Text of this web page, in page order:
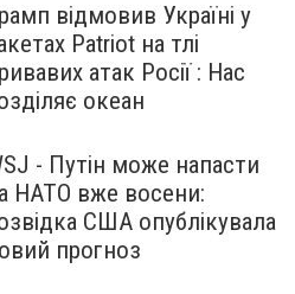
відмовив Україні у
Patriot на тлі
атак Росії : Нас
океан
- Путін може напасти
НАТО вже восени:
США опублікувала
прогноз